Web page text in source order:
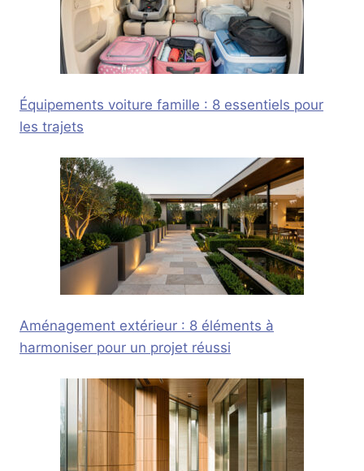
Équipements voiture famille : 8 essentiels pour
les trajets
Aménagement extérieur : 8 éléments à
harmoniser pour un projet réussi